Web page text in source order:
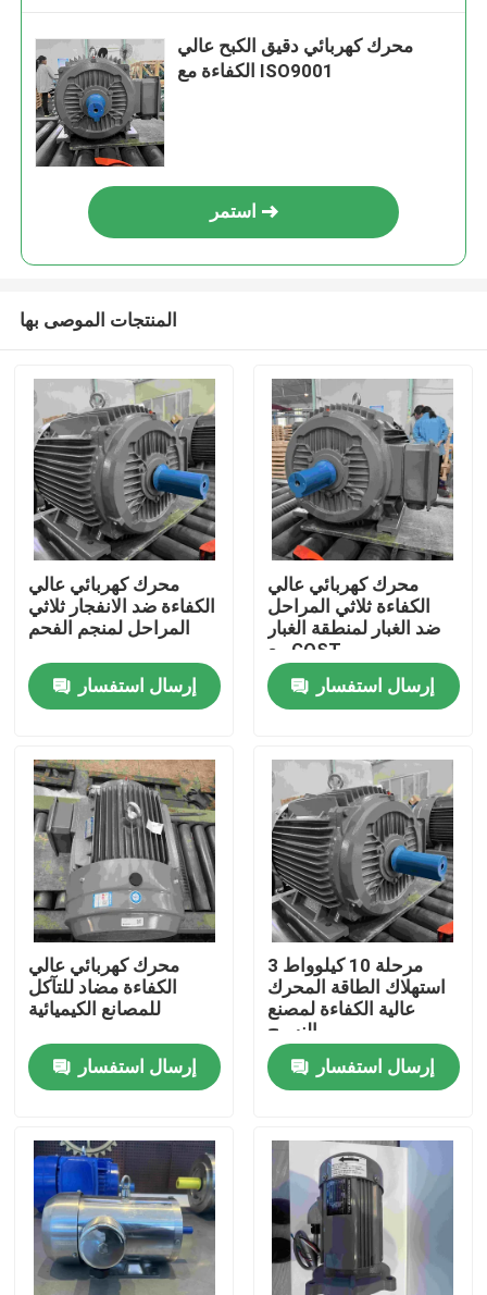
منزل
إتصال
المنتجات
أشرطة فيديو
محرك كهربائي عالي الكفاءة
محركات كهربائية أحادية الطور
ثلاث مراحل كهربائية المحركات
المحركات الكهربائية ذات الجهد المنخفض
محرك حثي متوسط ​​الجهد
محرك كهربائي دقيق الكبح عالي
الكفاءة مع ISO9001
استمر
المنتجات الموصى بها
محرك كهربائي عالي
الكفاءة ضد الانفجار ثلاثي
المراحل لمنجم الفحم
إرسال استفسار
محرك كهربائي عالي
الكفاءة ثلاثي المراحل
ضد الغبار لمنطقة الغبار
مع GOST
إرسال استفسار
محرك كهربائي عالي
الكفاءة مضاد للتآكل
للمصانع الكيميائية
إرسال استفسار
3 مرحلة 10 كيلوواط
استهلاك الطاقة المحرك
عالية الكفاءة لمصنع
النسيج
إرسال استفسار